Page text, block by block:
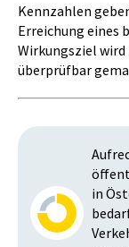
Kennzahlen
Erreichung eines
Wirkungsziel
überprüfbar
in